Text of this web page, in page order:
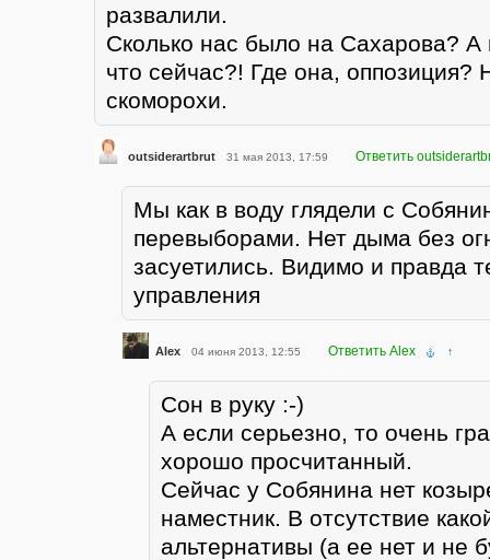
развалили.
Сколько нас было на Сахарова?
что сейчас?! Где она, оппозиция?
скоморохи.
outsiderartbrut 31 мая 2013, 17:59 Ответить
Мы как в воду глядели с
перевыборами. Нет дыма без
засуетились. Видимо и правда
управления
Alex 04 июня 2013, 12:55 Ответить Alex ↑
Сон в руку :-)
А если серьезно, то очень
хорошо просчитанный.
Сейчас у Собянина нет
наместник. В отсутствие
альтернативы (а ее нет и не